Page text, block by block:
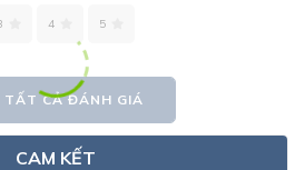
4 5
TẤT CẢ ĐÁNH GIÁ
CAM KẾT